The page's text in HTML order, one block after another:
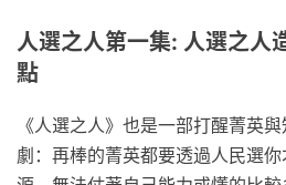
人選之人第一集: 人選之人
點
《人選之人》也是一部打醒菁英
劇：再棒的菁英都要透過人民選